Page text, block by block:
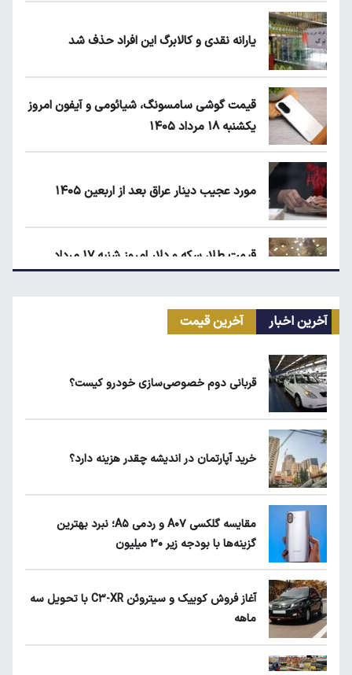
یارانه نقدی و کالابرگ این افراد حذف شد
قیمت گوشی سامسونگ، شیائومی و آیفون امروز
یکشنبه ۱۸ مرداد ۱۴۰۵
مورد عجیب دینار عراق بعد از اربعین ۱۴۰۵
قیمت طلا، سکه و دلار امروز شنبه ۱۷ مرداد
۱۴۰۵
علت افزایش رقم برخی قبوض آب در تابستان
زمان واریز سود سهام عدالت مشخص شد
آخرین اخبار آخرین قیمت
قربانی دوم خصوصی‌سازی خودرو کیست؟
خرید آپارتمان در اندیشه چقدر هزینه دارد؟
مقایسه گلکسی A۰۷ و ردمی A۵؛ نبرد بهترین
گزینه‌ها با بودجه زیر ۳۰ میلیون
آغاز فروش کوییک و سیتروئن C۳-XR با تحویل سه
ماهه